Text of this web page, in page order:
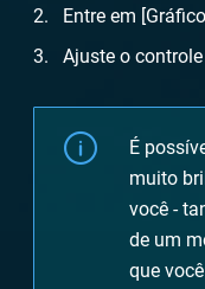
Entre em
Ajuste o
É
muito
você -
de um
que